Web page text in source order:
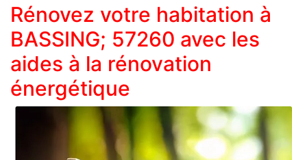
Rénovez votre habitation à
BASSING; 57260 avec les
aides à la rénovation
énergétique